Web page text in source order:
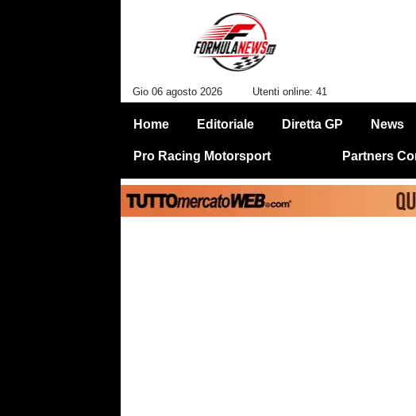
Gio 06 agosto 2026 Utenti online: 41
Home Editoriale Diretta GP News
Pro Racing Motorsport Partners